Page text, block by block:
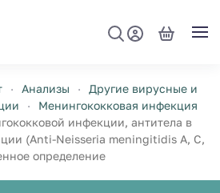
Анализы
Другие вирусные и
Менингококковая инфекция
инфекции, антитела в
(Anti-Neisseria meningitidis A, C,
определение